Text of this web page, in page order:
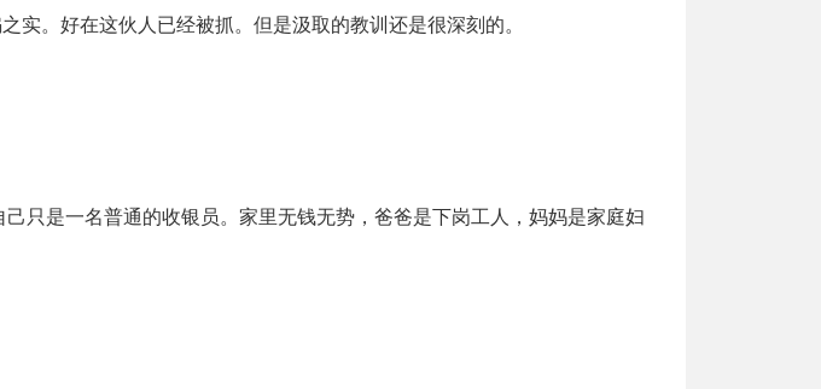
。好在这伙人已经被抓。但是汲取的教训还是很深刻的。
只是一名普通的收银员。家里无钱无势，爸爸是下岗工人，妈妈是家庭妇